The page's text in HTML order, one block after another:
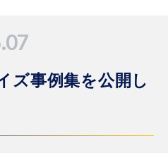
ズ事例集を公開し